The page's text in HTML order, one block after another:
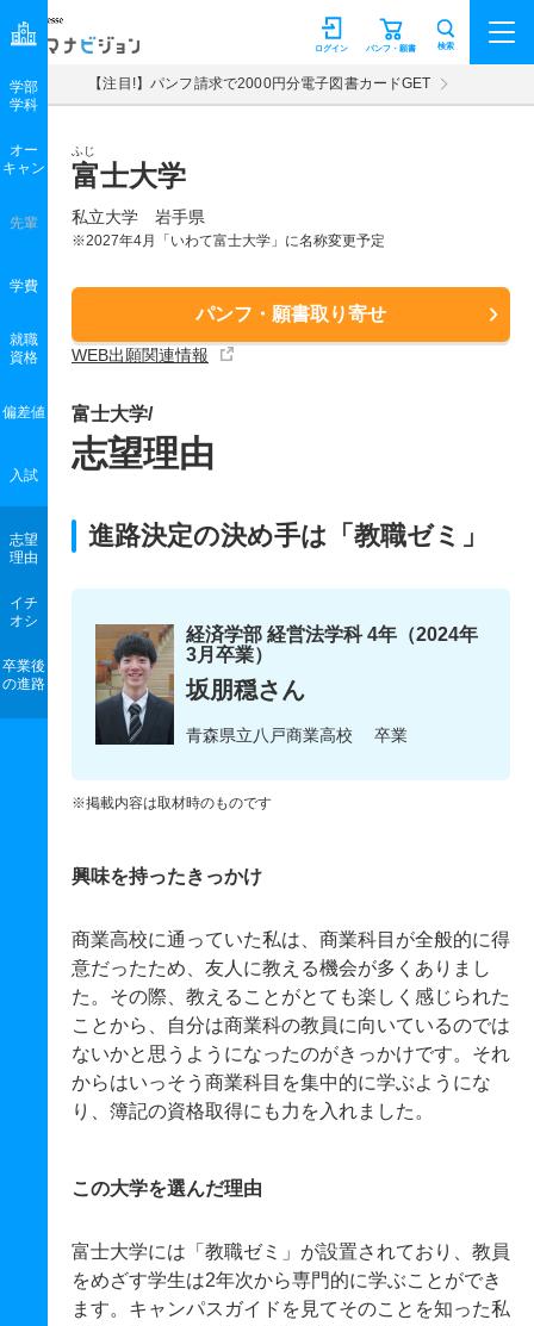
マナビジョン パンフ・願書
ログイン 検索
【注目!】パンフ請求で2000円分電子図書カードGET
ふじ
富士大学
私立大学 岩手県
※2027年4月「いわて富士大学」に名称変更予定
パンフ・願書取り寄せ
WEB出願関連情報
学部
学科
オー
キャン
先輩
学費
就職
資格
偏差値
入試
志望
理由
イチ
オシ
卒業後
の進路
富士大学/
志望理由
進路決定の決め手は「教職ゼミ」
経済学部 経営法学科 4年（2024年
3月卒業）
坂朋穏さん
青森県立八戸商業高校 卒業
※掲載内容は取材時のものです
興味を持ったきっかけ
商業高校に通っていた私は、商業科目が全般的に得
意だったため、友人に教える機会が多くありまし
た。その際、教えることがとても楽しく感じられた
ことから、自分は商業科の教員に向いているのでは
ないかと思うようになったのがきっかけです。それ
からはいっそう商業科目を集中的に学ぶようにな
り、簿記の資格取得にも力を入れました。
この大学を選んだ理由
富士大学には「教職ゼミ」が設置されており、教員
をめざす学生は2年次から専門的に学ぶことができ
ます。キャンパスガイドを見てそのことを知った私